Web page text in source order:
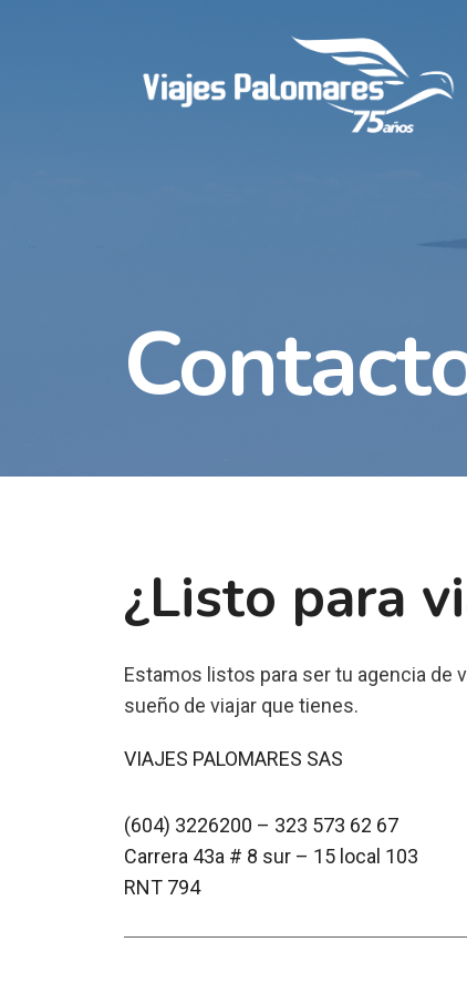
¿Listo para
Estamos listos para ser tu agencia de
sueño de viajar que tienes.
VIAJES PALOMARES SAS
(604) 3226200 – 323 573 62 67
Carrera 43a # 8 sur – 15 local 103
RNT 794